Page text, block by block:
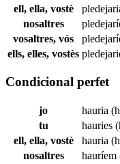
ell, ella, vostè
nosaltres
vosaltres, vós
ells, elles, vostès
Condicional perfet
jo hauria
tu
hauries
ell, ella, vostè
hauria
nosaltres
hauríem